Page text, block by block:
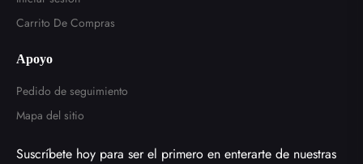
Carrito De Compras
Apoyo
Pedido de seguimiento
Mapa del sitio
Suscríbete hoy para ser el primero en enterarte de nuestras